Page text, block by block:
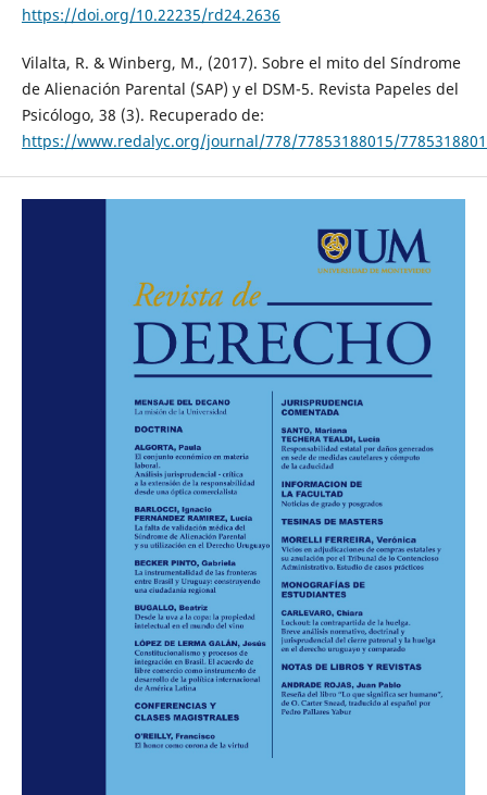
https://doi.org/10.22235/rd24.2636
Vilalta, R. & Winberg, M., (2017). Sobre el mito del Síndrome
de Alienación Parental (SAP) y el DSM-5. Revista Papeles del
Psicólogo, 38 (3). Recuperado de:
https://www.redalyc.org/journal/778/77853188015/